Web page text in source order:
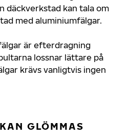
däckverkstad kan tala om
med aluminiumfälgar.
är efterdragning
lossnar lättare på
krävs vanligtvis ingen
GLÖMMAS